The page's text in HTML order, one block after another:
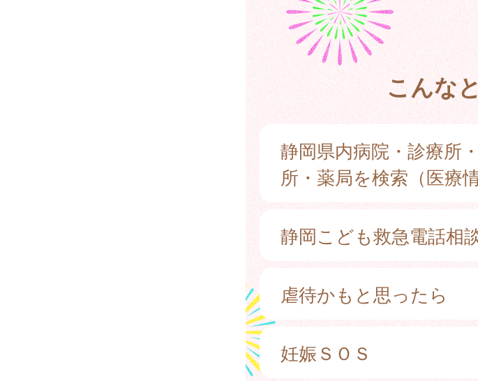
こんな
静岡県内病院・診療所
所・薬局を検索（医療
静岡こども救急電話相
虐待かもと思ったら
妊娠ＳＯＳ